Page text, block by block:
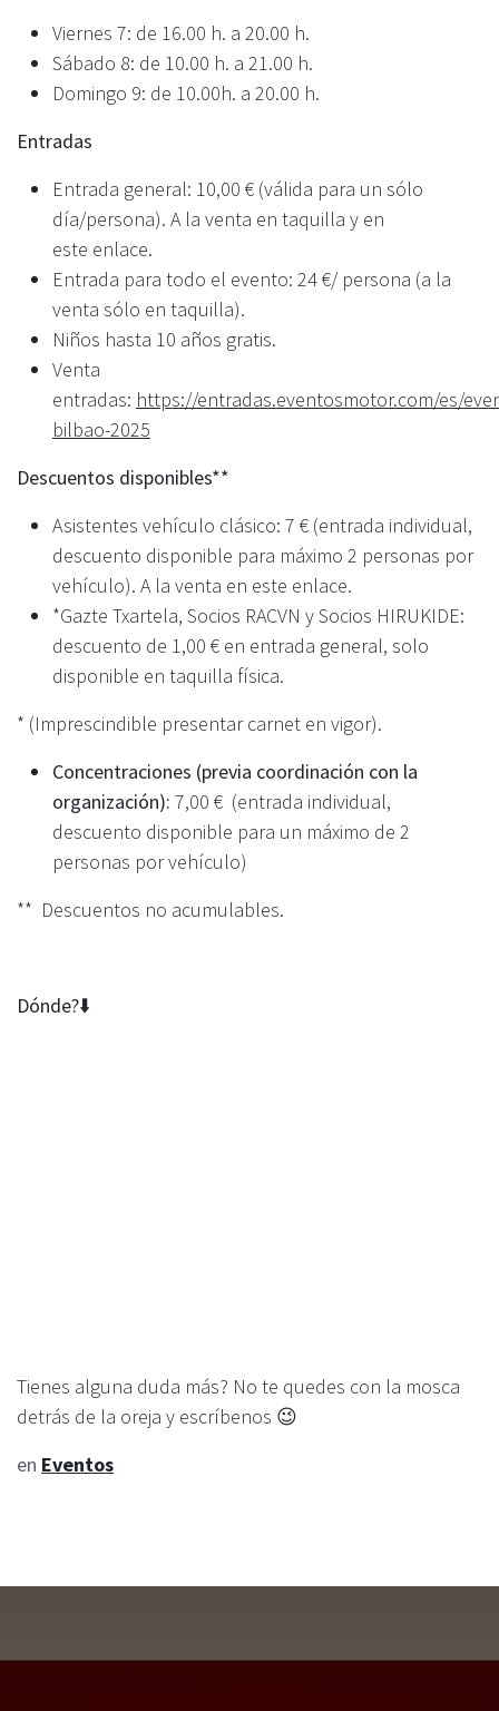
Viernes 7: de 16.00 h. a 20.00 h.
Sábado 8: de 10.00 h. a 21.00 h.
Domingo 9: de 10.00h. a 20.00 h.
Entradas
Entrada general: 10,00 € (válida para un sólo
día/persona). A la venta en taquilla y en
este enlace.
Entrada para todo el evento: 24 €/ persona (a la
venta sólo en taquilla).
Niños hasta 10 años gratis.
Venta
entradas: https://entradas.eventosmotor.com/es/
bilbao-2025
Descuentos disponibles**
Asistentes vehículo clásico: 7 € (entrada individual,
descuento disponible para máximo 2 personas por
vehículo). A la venta en este enlace.
*Gazte Txartela, Socios RACVN y Socios HIRUKIDE:
descuento de 1,00 € en entrada general, solo
disponible en taquilla física.
* (Imprescindible presentar carnet en vigor).
Concentraciones (previa coordinación con la
organización): 7,00 € (entrada individual,
descuento disponible para un máximo de 2
personas por vehículo)
** Descuentos no acumulables.
Dónde?⬇️
Tienes alguna duda más? No te quedes con la mosca
detrás de la oreja y escríbenos 😉
en Eventos